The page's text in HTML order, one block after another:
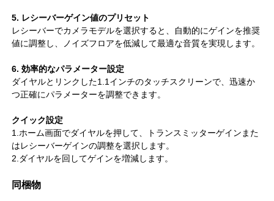
5. レシーバーゲイン値のプリセット
レシーバーでカメラモデルを選択すると、自動的にゲインを推奨
値に調整し、ノイズフロアを低減して最適な音質を実現します。
6. 効率的なパラメーター設定
ダイヤルとリンクした1.1インチのタッチスクリーンで、迅速か
つ正確にパラメーターを調整できます。
クイック設定
1.ホーム画面でダイヤルを押して、トランスミッターゲインまた
はレシーバーゲインの調整を選択します。
2.ダイヤルを回してゲインを増減します。
同梱物